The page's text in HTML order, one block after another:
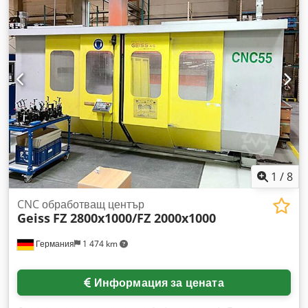
машина • 6 охлаждащи вентилатора • Горен щамп •
Контрол на провисването на фолиото • Моторизиран
регулируем опъващ рам • Флаш нагревател Chjdpfx
Aajxmgvcsmoa • Пирометър за отопление • Пирометър за
охлаждане
1 /8
Германия 1 474 km
CNC обработващ център
Geiss FZ 2800x1000/FZ 2000x1000
Информация за цената